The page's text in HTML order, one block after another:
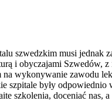
szwedzkim musi jednak
i obyczajami Szwedów,
wykonywanie zawodu
szpitale były odpowiednio
szkolenia, doceniać nas,